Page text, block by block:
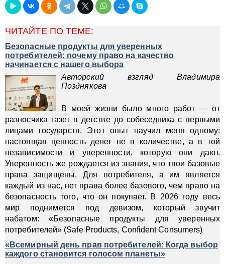
ЧИТАЙТЕ ПО ТЕМЕ:
Безопасные продукты для уверенных
потребителей: почему право на качество
начинается с нашего выбора
Авторский взгляд Владимира
Позднякова
В моей жизни было много работ — от
разносчика газет в детстве до собеседника с первыми
лицами государств. Этот опыт научил меня одному:
настоящая ценность денег не в количестве, а в той
независимости и уверенности, которую они дают.
Уверенность же рождается из знания, что твои базовые
права защищены. Для потребителя, а им является
каждый из нас, нет права более базового, чем право на
безопасность того, что он покупает. В 2026 году весь
мир поднимется под девизом, который звучит
набатом: «Безопасные продукты для уверенных
потребителей» (Safe Products, Confident Consumers)
«Всемирный день прав потребителей: Когда выбор
каждого становится голосом планеты»